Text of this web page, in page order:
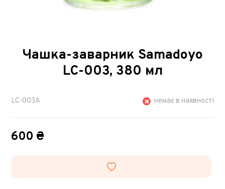
Чашка-заварник Samadoyo
LC-003, 380 мл
LC-003A немає в наявності
600 ₴